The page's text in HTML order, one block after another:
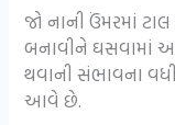
જો નાની ઉંમરમાં
બનાવીને ઘસવામાં
થવાની સંભાવના
આવે છે.